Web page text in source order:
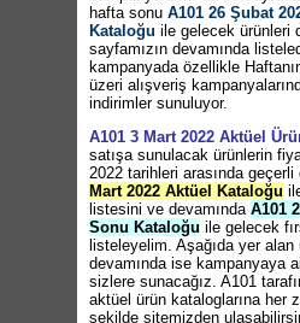
hafta sonu A101 26 Şubat
Kataloğu ile gelecek ürünleri
sayfamızın devamında
kampanyada özellikle
üzeri alışveriş
indirimler sunuluyor.
A101 3 Mart 2022 Aktüel
satışa sunulacak ürünlerin
2022 tarihleri arasında
Mart 2022 Aktüel Kataloğu
listesini ve devamında A101
Sonu Kataloğu ile gelecek
listeleyelim. Aşağıda yer
devamında ise kampanyaya
sizlere sunacağız. A101
aktüel ürün kataloglarına her
şekilde sitemizden